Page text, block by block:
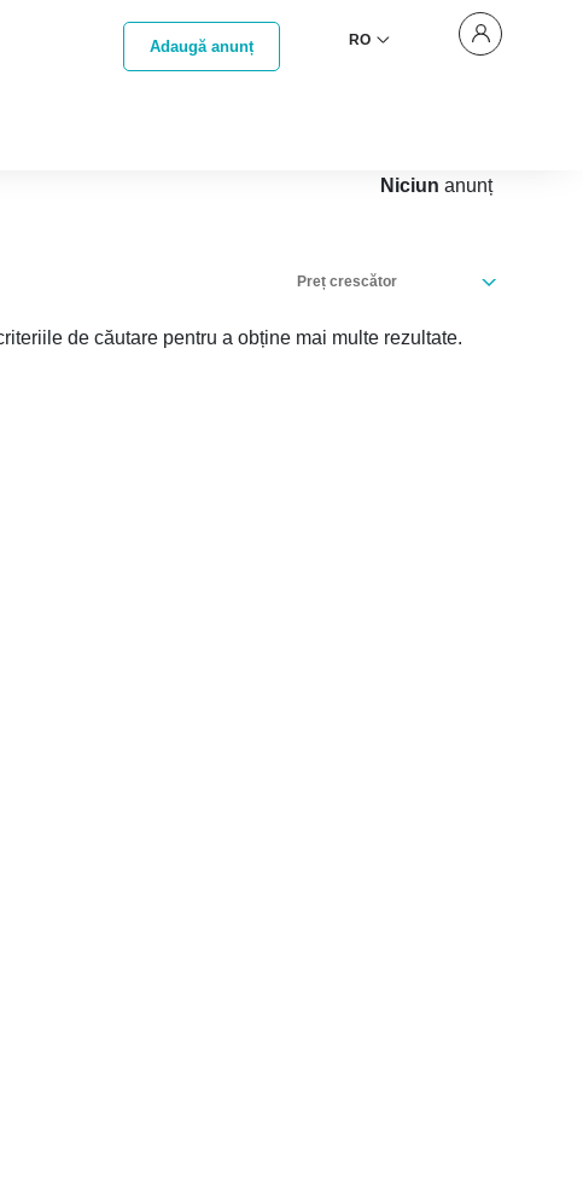
Adaugă anunț RO
Niciun anunț
Preț crescător
de căutare pentru a obține mai multe rezultate.